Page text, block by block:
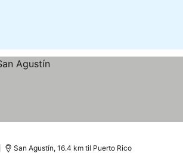
San Agustín, 16.4 km til Puerto Rico